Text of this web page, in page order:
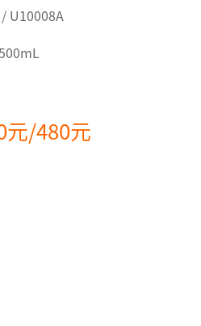
U10008A
元/480元